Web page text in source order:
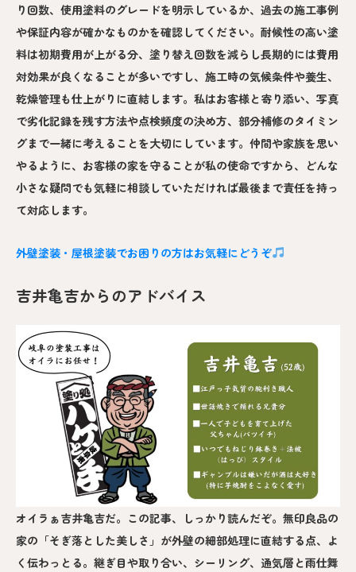
り回数、使用塗料のグレードを明示しているか、過去の施工事例
や保証内容が確かなものかを確認してください。耐候性の高い塗
料は初期費用が上がる分、塗り替え回数を減らし長期的には費用
対効果が良くなることが多いですし、施工時の気候条件や養生、
乾燥管理も仕上がりに直結します。私はお客様と寄り添い、写真
で劣化記録を残す方法や点検頻度の決め方、部分補修のタイミン
グまで一緒に考えることを大切にしています。仲間や家族を思い
やるように、お客様の家を守ることが私の使命ですから、どんな
小さな疑問でも気軽に相談していただければ最後まで責任を持っ
て対応します。
外壁塗装・屋根塗装でお困りの方はお気軽にどうぞ
吉井亀吉からのアドバイス
オイラぁ吉井亀吉だ。この記事、しっかり読んだぞ。無印良品の
家の「そぎ落とした美しさ」が外壁の細部処理に直結する点、よ
く伝わっとる。継ぎ目や取り合い、シーリング、通気層と雨仕舞